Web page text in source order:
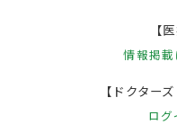
【
情報掲
【ドクター
ログ